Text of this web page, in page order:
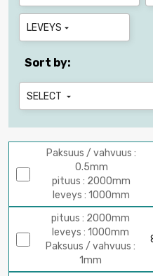
LEVEYS 
Sort by:
SELECT 
Paksuus / vahvuus :
0.5mm
pituus : 2000mm
leveys : 1000mm
pituus : 2000mm
leveys : 1000mm
Paksuus / vahvuus :
1mm